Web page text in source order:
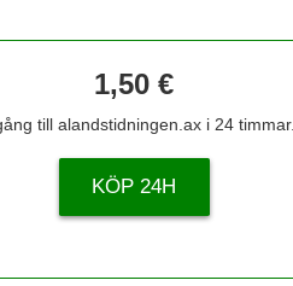
1,50 €
till alandstidningen.ax i 24 timmar.
KÖP 24H